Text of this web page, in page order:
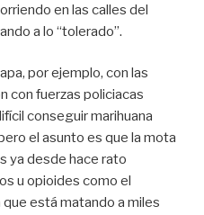
en las calles del
a lo “tolerado”.
por ejemplo, con las
con fuerzas policiacas
conseguir marihuana
el asunto es que la mota
ya desde hace rato
u opioides como el
está matando a miles